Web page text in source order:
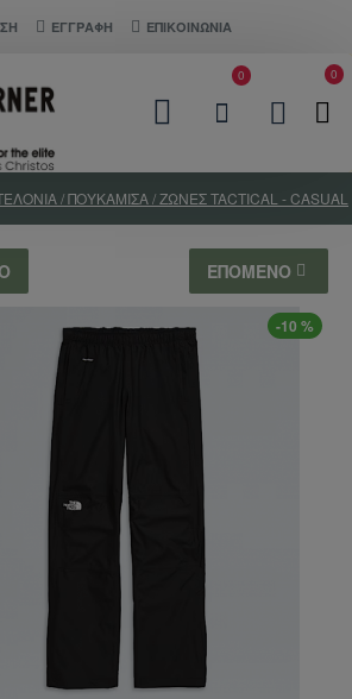
ΕΓΓΡΑΦΗ ΕΠΙΚΟΙΝΩΝΊΑ
0 0
/ ΠΟΥΚΑΜΙΣΑ / ΖΩΝΕΣ TACTICAL - CASUAL
ΕΠΌΜΕΝΟ
-10 %